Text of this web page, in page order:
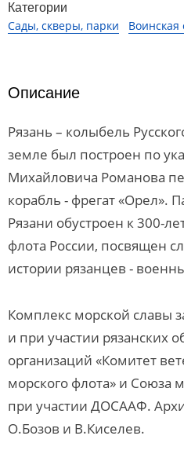
Категории
Сады, скверы, парки Воинская
Описание
Рязань – колыбель
земле был построен по
Михайловича Романова
корабль - фрегат «Орел».
Рязани обустроен к 300-
флота России, посвящен
истории рязанцев -
Комплекс морской славы
и при участии рязанских
организаций «Комитет
морского флота» и Союза
при участии ДОСААФ.
О.Бозов и В.Киселев.